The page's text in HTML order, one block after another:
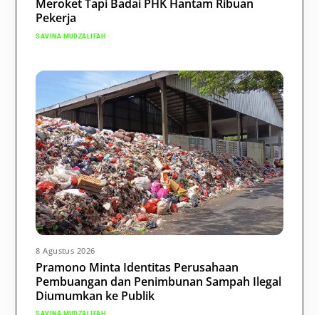
Meroket Tapi Badai PHK Hantam Ribuan
Pekerja
SAVINA MUDZALIFAH
8 Agustus 2026
Pramono Minta Identitas Perusahaan
Pembuangan dan Penimbunan Sampah Ilegal
Diumumkan ke Publik